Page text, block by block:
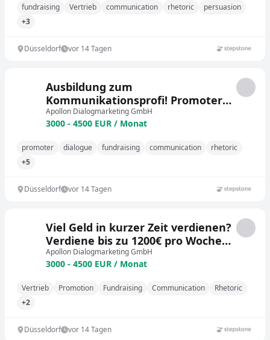
fundraising Vertrieb communication rhetoric
persuasion
+3
Düsseldorf vor 14 Tagen
Ausbildung zum
Kommunikationsprofi! Promoter
als Minijob (m/w/d)
Apollon Dialogmarketing GmbH
3000 - 4500 EUR / Monat
promoter dialogue fundraising communication
rhetoric
+5
Düsseldorf vor 14 Tagen
Viel Geld in kurzer Zeit verdienen?
Verdiene bis zu 1200€ pro Woche
als Promoter*in! Quereinsteiger
Apollon Dialogmarketing GmbH
3000 - 4500 EUR / Monat
Vertrieb Promotion Fundraising Communication
Rhetoric
+2
Düsseldorf vor 14 Tagen